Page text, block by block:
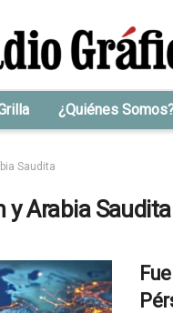
¿Quiénes
Saudita
y Arabia Saudita